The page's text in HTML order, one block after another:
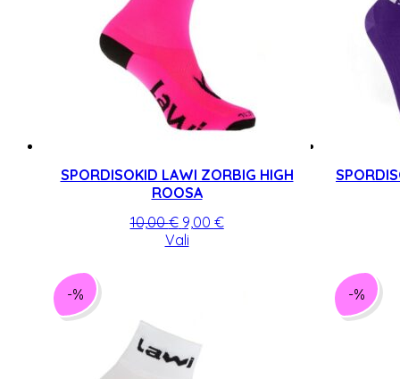
SPORDISOKID LAWI ZORBIG HIGH
ROOSA
10,00€ Algne
hind
9,00 €Praegune
ValiSellel
saab
teha
-% -%